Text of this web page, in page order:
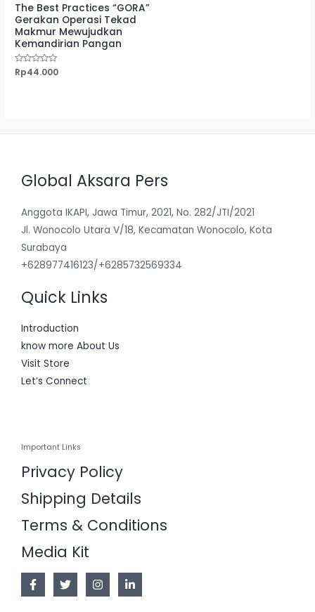
The Best Practices “GORA”
Gerakan Operasi Tekad
Makmur Mewujudkan
Kemandirian Pangan
Dinilai
0
Rp44.000
Global Aksara Pers
Anggota IKAPI, Jawa Timur, 2021, No. 282/JTI/2021
Jl. Wonocolo Utara V/18, Kecamatan Wonocolo, Kota
Surabaya
+628977416123/+6285732569334
Quick Links
Introduction
know more About Us
Visit Store
Let’s Connect
Important Links
Privacy Policy
Shipping Details
Terms & Conditions
Media Kit